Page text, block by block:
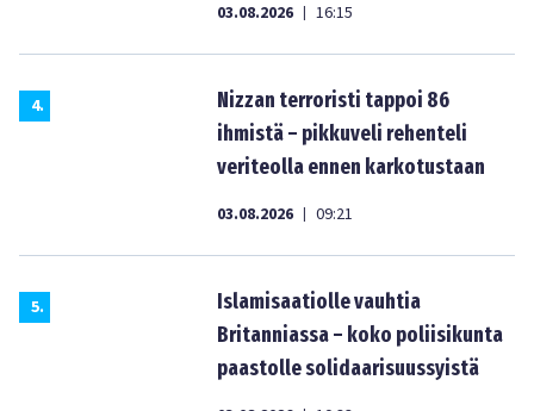
03.08.2026 | 16:15
4.
Nizzan terroristi tappoi 86
ihmistä – pikkuveli rehenteli
veriteolla ennen karkotustaan
03.08.2026 | 09:21
5.
Islamisaatiolle vauhtia
Britanniassa – koko poliisikunta
paastolle solidaarisuussyistä